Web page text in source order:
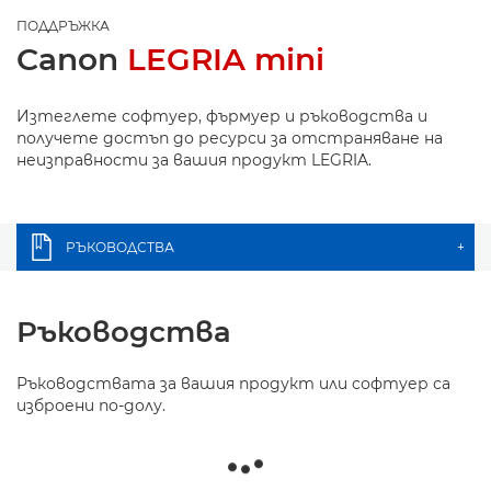
ПОДДРЪЖКА
Canon LEGRIA mini
Изтеглете софтуер, фърмуер и ръководства и
получете достъп до ресурси за отстраняване на
неизправности за вашия продукт LEGRIA.
РЪКОВОДСТВА +
Ръководства
Ръководствата за вашия продукт или софтуер са
изброени по-долу.